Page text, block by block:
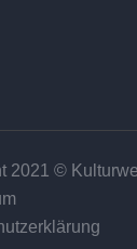
2021 ©